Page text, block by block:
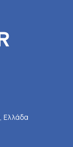
Ελλάδα